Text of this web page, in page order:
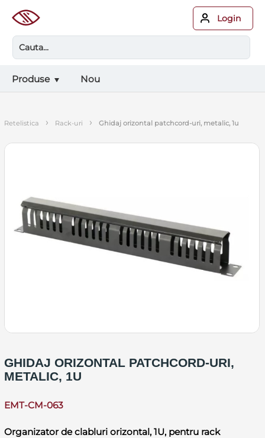
Login
Produse Nou
retelistica › rack-uri › ghidaj orizontal patchcord-uri, metalic, 1u
GHIDAJ ORIZONTAL PATCHCORD-URI,
METALIC, 1U
EMT-CM-063
Organizator de clabluri orizontal, 1U, pentru rack